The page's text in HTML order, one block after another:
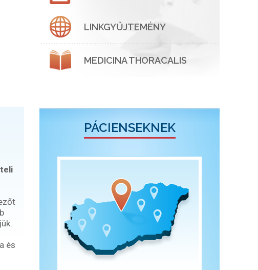
és
LINKGYŰJTEMÉNY
MEDICINA THORACALIS
PÁCIENSEKNEK